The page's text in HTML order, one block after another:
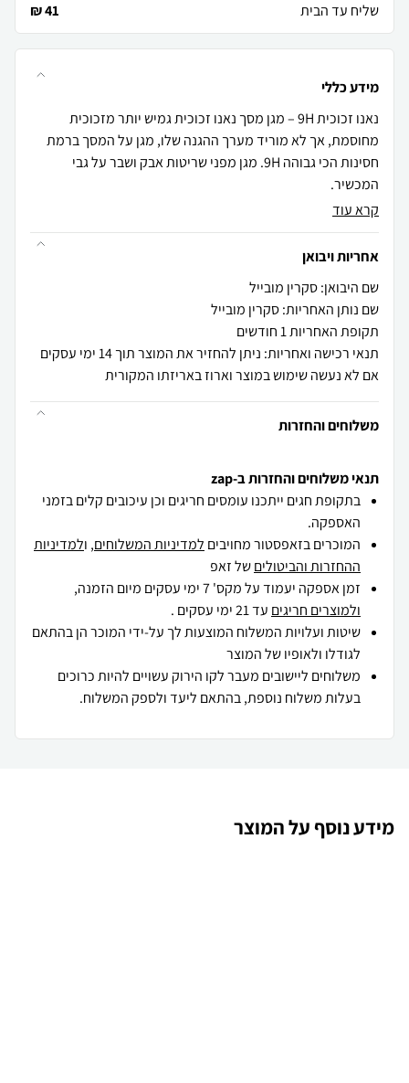
שליח עד הבית
41 ₪
מידע כללי
נאנו זכוכית 9H – מגן מסך נאנו זכוכית גמיש יותר מזכוכית
מחוסמת, אך לא מוריד מערך ההגנה שלו, מגן על המסך ברמת
חסינות הכי גבוהה 9H. מגן מפני שריטות אבק ושבר על גבי
המכשיר.
קרא עוד
אחריות ויבואן
שם היבואן: סקרין מובייל
שם נותן האחריות: סקרין מובייל
תקופת האחריות 1 חודשים
תנאי רכישה ואחריות: ניתן להחזיר את המוצר תוך 14 ימי עסקים
אם לא נעשה שימוש במוצר וארוז באריזתו המקורית
משלוחים והחזרות
תנאי משלוחים והחזרות ב-zap
בתקופת חגים ייתכנו עומסים חריגים וכן עיכובים קלים בזמני
האספקה.
המוכרים בזאפסטור מחויבים למדיניות המשלוחים, ולמדיניות
ההחזרות והביטוליםשל זאפ
זמן אספקה יעמוד על מקס' 7 ימי עסקים מיום הזמנה,
ולמוצרים חריגים עד 21 ימי עסקים .
שיטות ועלויות המשלוח המוצעות לך על-ידי המוכר הן בהתאם
לגודלו ולאופיו של המוצר
משלוחים ליישובים מעבר לקו הירוק עשויים להיות כרוכים
בעלות משלוח נוספת, בהתאם ליעד ולספק המשלוח.
מידע נוסף על המוצר